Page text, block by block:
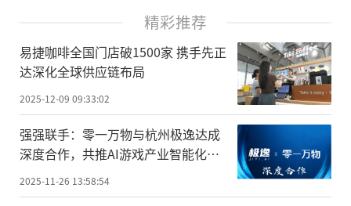
精彩推荐
易捷咖啡全国门店破1500家 携手先正
达深化全球供应链布局
2025-12-09 09:33:02
强强联手：零一万物与杭州极逸达成
深度合作，共推AI游戏产业智能化升
级
2025-11-26 13:58:54